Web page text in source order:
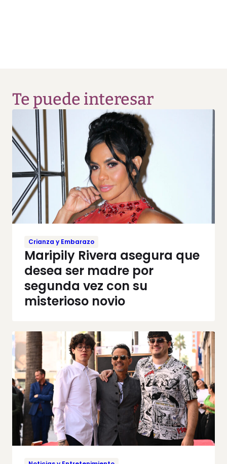
Te puede interesar
Crianza y Embarazo
Maripily Rivera asegura que
desea ser madre por
segunda vez con su
misterioso novio